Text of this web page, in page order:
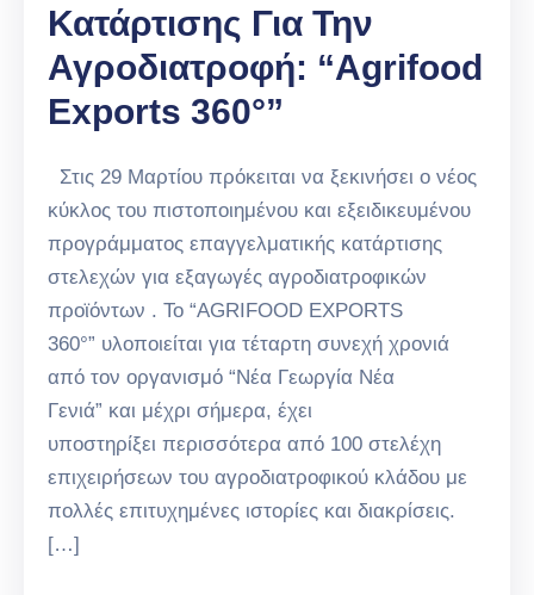
Κατάρτισης Για Την
Αγροδιατροφή: “Agrifood
Εxports 360°”
Στις 29 Μαρτίου πρόκειται να ξεκινήσει ο νέος
κύκλος του πιστοποιημένου και εξειδικευμένου
προγράμματος επαγγελματικής κατάρτισης
στελεχών για εξαγωγές αγροδιατροφικών
προϊόντων . Το “AGRIFOOD EXPORTS
360°” υλοποιείται για τέταρτη συνεχή χρονιά
από τον οργανισμό “Νέα Γεωργία Νέα
Γενιά” και μέχρι σήμερα, έχει
υποστηρίξει περισσότερα από 100 στελέχη
επιχειρήσεων του αγροδιατροφικού κλάδου με
πολλές επιτυχημένες ιστορίες και διακρίσεις.
[…]